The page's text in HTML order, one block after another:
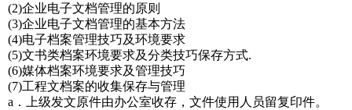
(2)企业电子文档管理的原则
(3)企业电子文档管理的基本方法
(4)电子档案管理技巧及环境要求
(5)文书类档案环境要求及分类技巧保存方式.
(6)媒体档案环境要求及管理技巧
(7)工程文档案的收集保存与管理
a．上级发文原件由办公室收存，文件使用人员留复印件。